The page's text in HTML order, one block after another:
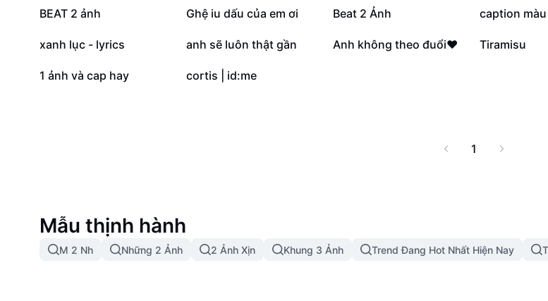
10,3 N
BEAT 2 ảnh 9,4 N
Ghệ iu dấu của em ơi 9 N
Beat 2 Ảnh 4,8 N
caption màu
2,4 N
xanh lục - lyrics 1,4 N
anh sẽ luôn thật gần 537
Anh không theo đuổi❤️ 185
Tiramisu
13
1 ảnh và cap hay 0
cortis | id:me
1
Mẫu thịnh hành
M 2 Nh Những 2 Ảnh 2 Ảnh Xịn Khung 3 Ảnh Trend Đang Hot Nhất Hiện Nay